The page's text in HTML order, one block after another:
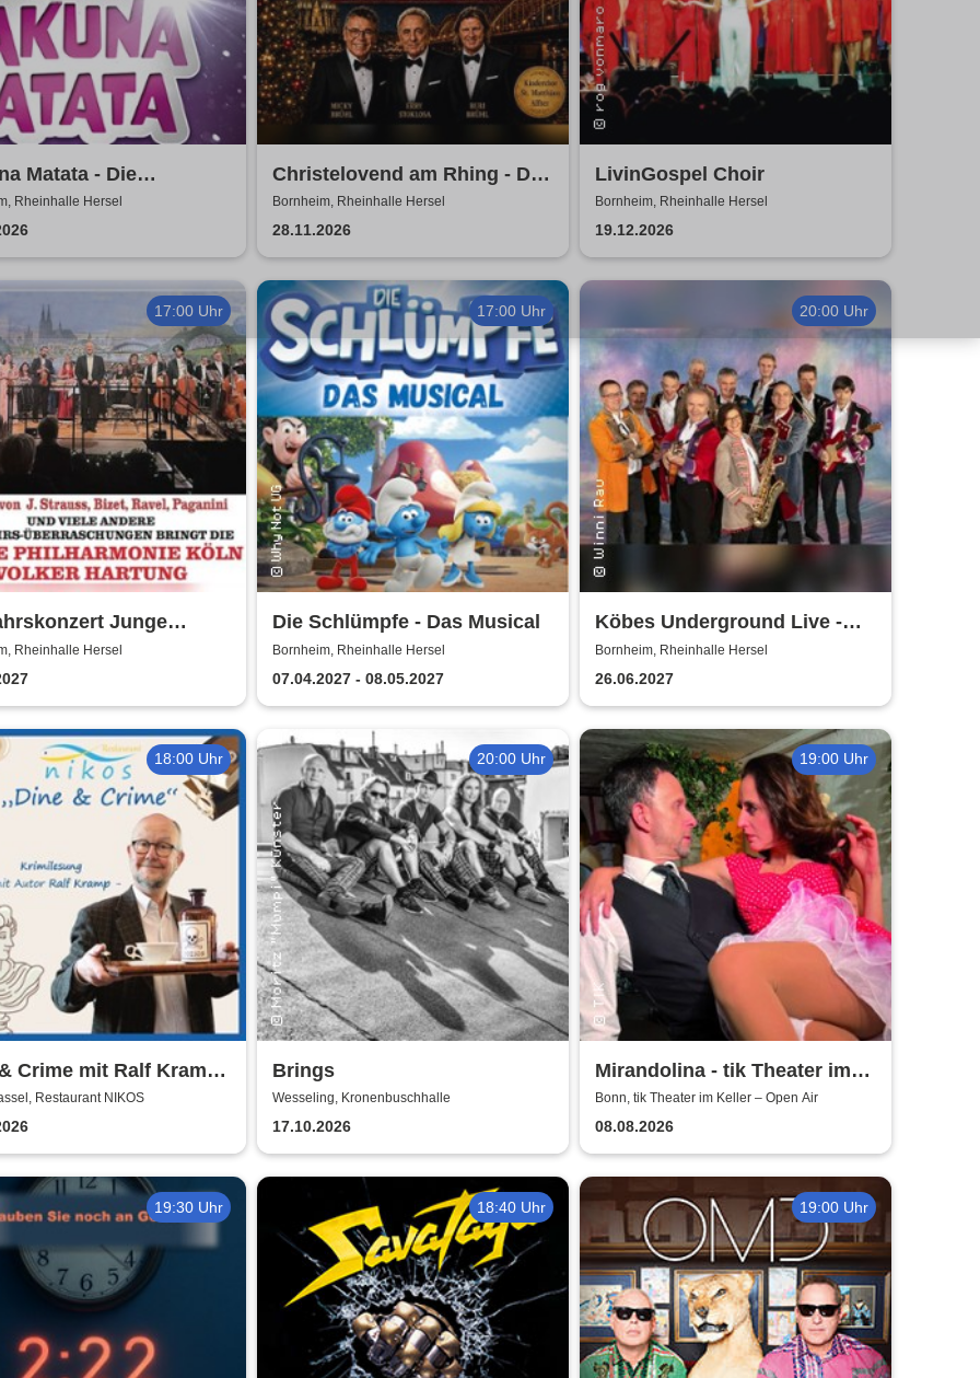
Matata - Die
große
Gala
Rheinhalle Hersel
Christelovend am Rhing - Die
Kölsche Dinner Show
Bornheim, Rheinhalle Hersel
28.11.2026
LivinGospel Choir
Bornheim, Rheinhalle Hersel
19.12.2026
17:00 Uhr
Junge
Köln
Rheinhalle Hersel
17:00 Uhr
Die Schlümpfe - Das Musical
Bornheim, Rheinhalle Hersel
07.04.2027 - 08.05.2027
20:00 Uhr
Köbes Underground Live -
Hausband der Kölner
Stunksitzung
Bornheim, Rheinhalle Hersel
26.06.2027
18:00 Uhr
Crime mit Ralf Kramp |
Krimi-Lesung
Restaurant NIKOS
20:00 Uhr
Brings
Wesseling, Kronenbuschhalle
17.10.2026
19:00 Uhr
Mirandolina - tik Theater im
Keller
Bonn, tik Theater im Keller – Open Air
08.08.2026
19:30 Uhr 18:40 Uhr 19:00 Uhr